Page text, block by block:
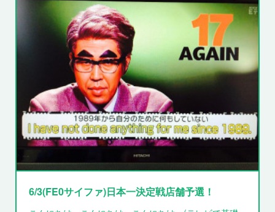
6/3(FE0サイファ)日本一決定戦店舗予選！